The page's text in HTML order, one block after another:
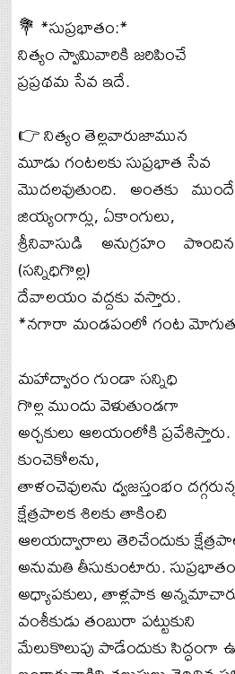
💐 *సుప్రభాతం:*
నిత్యం స్వామివారికి జరిపించే
ప్రప్రథమ సేవ ఇదే.
👉 నిత్యం తెల్లవారుజామున
మూడు గంటలకు సుప్రభాత సేవ
మొదలవుతుంది. అంతకు
జియ్యంగార్లు, ఏకాంగులు,
శ్రీనివాసుడి అనుగ్రహం
(సన్నిధిగొల్ల)
దేవాలయం వద్దకు వస్తారు.
*నగారా మండపంలో గంట
మహాద్వారం గుండా సన్నిధి
గొల్ల ముందు వెళుతుండగా
అర్చకులు ఆలయంలోకి ప్రవేశిస్తారు.
కుంచెకోలను,
తాళంచెవులను ధ్వజస్తంభం
క్షేత్రపాలక శిలకు తాకించి
ఆలయద్వారాలు తెరిచేందుకు
అనుమతి తీసుకుంటారు.
అధ్యాపకులు, తాళ్లపాక
వంశీకుడు తంబురా పట్టుకుని
మేలుకొలుపు పాడేందుకు సిద్ధంగా